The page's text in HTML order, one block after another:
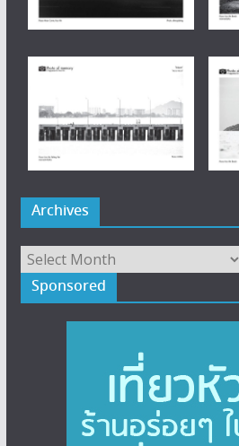
Archives
Archives
Sponsored